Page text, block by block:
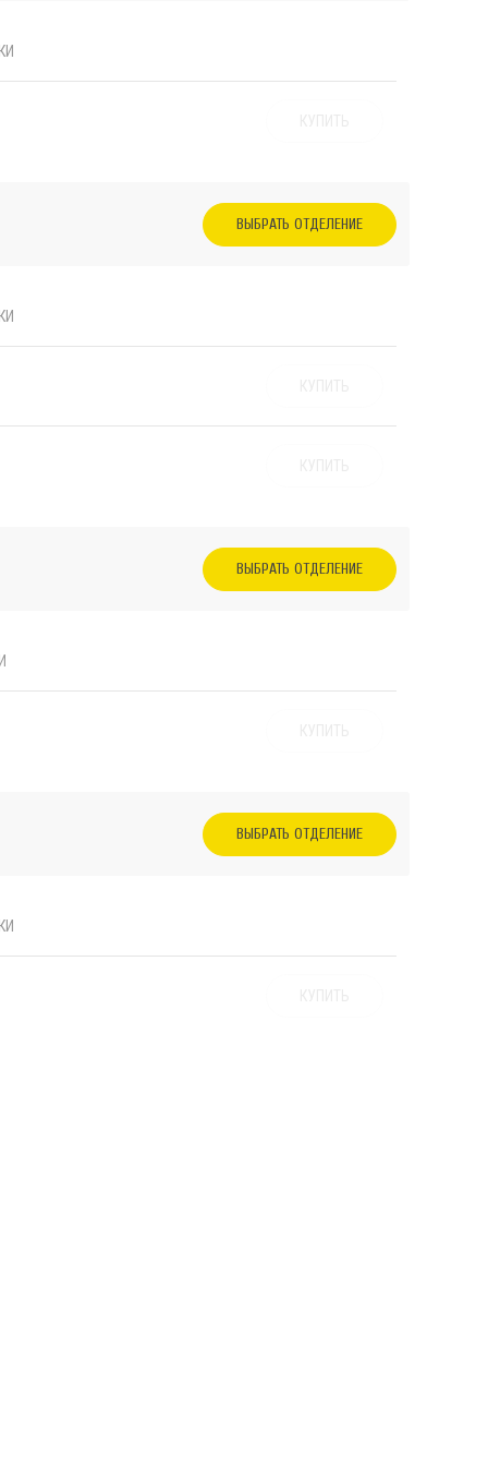
ВЫБРАТЬ ОТДЕЛЕНИЕ
ВЫБРАТЬ ОТДЕЛЕНИЕ
ВЫБРАТЬ ОТДЕЛЕНИЕ